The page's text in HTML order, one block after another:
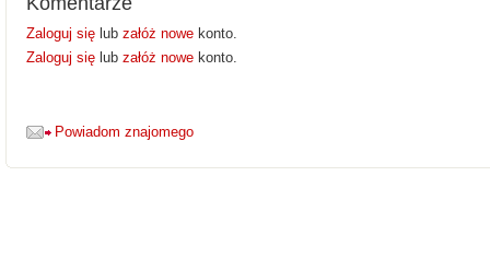
Zaloguj się lub załóż nowe konto.
Zaloguj się lub załóż nowe konto.
Powiadom znajomego